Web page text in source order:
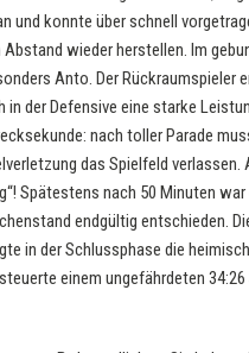
und konnte über schnell
wieder herstellen. Im
Anto. Der Rückraumspieler
in der Defensive eine starke
nach toller Parade
das Spielfeld verlassen.
Spätestens nach 50 Minuten war
endgültig entschieden.
in der Schlussphase die
einem ungefährdeten 34:26